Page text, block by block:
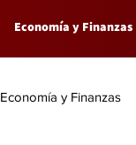
Economía y Finanzas
Economía y Finanzas